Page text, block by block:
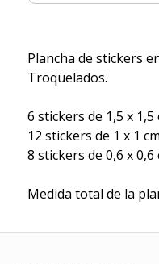
Plancha de stickers
Troquelados.
6 stickers de 1,5 x 1,5
12 stickers de 1 x 1 cm
8 stickers de 0,6 x 0,6
Medida total de la